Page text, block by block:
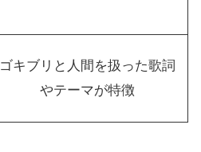
ゴキブリと人間を扱った歌詞
やテーマが特徴